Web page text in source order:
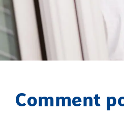
Comment
TG Concept
Thermo Réfrigération
Tiab
Top Thermique
Tunzini Antilles